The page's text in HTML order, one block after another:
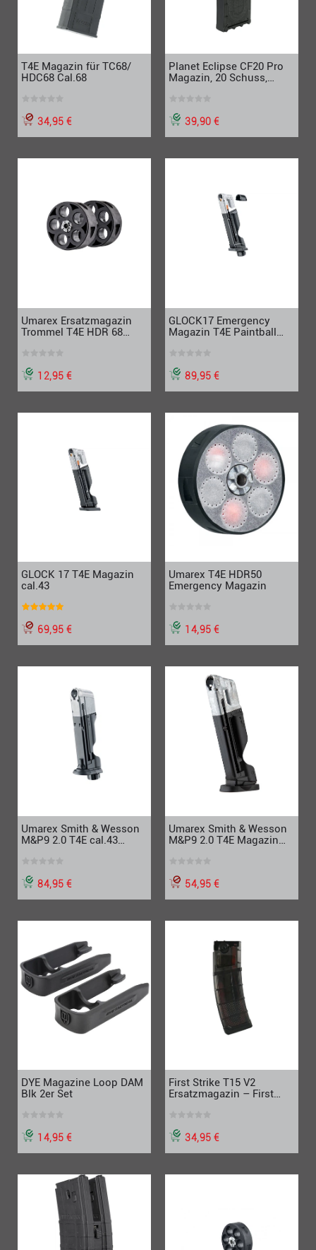
T4E Magazin für TC68/
HDC68 Cal.68
34,95 €
Planet Eclipse CF20 Pro
Magazin, 20 Schuss,
39,90 €
Umarex Ersatzmagazin
Trommel T4E HDR 68
12,95 €
GLOCK17 Emergency
Magazin T4E Paintball
89,95 €
GLOCK 17 T4E Magazin
cal.43
69,95 €
Umarex T4E HDR50
Emergency Magazin
14,95 €
Umarex Smith & Wesson
M&P9 2.0 T4E cal.43
84,95 €
Umarex Smith & Wesson
M&P9 2.0 T4E Magazin
54,95 €
DYE Magazine Loop DAM
Blk 2er Set
14,95 €
First Strike T15 V2
Ersatzmagazin – First
34,95 €